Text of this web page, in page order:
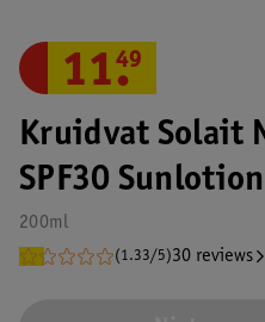
Kruidvat Solait
SPF30 Sunlotion
200ml
(1.33/5)30 reviews
11.
49